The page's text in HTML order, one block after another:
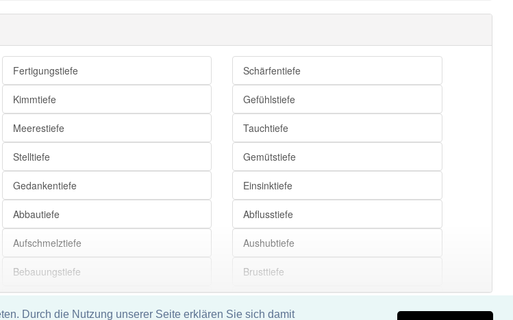
Durch die Nutzung unserer Seite erklären Sie sich damit
Fertigungstiefe Schärfentiefe
Kimmtiefe Gefühlstiefe
Meerestiefe Tauchtiefe
Stelltiefe Gemütstiefe
Gedankentiefe Einsinktiefe
Abbautiefe Abflusstiefe
Aufschmelztiefe Aushubtiefe
Bebauungstiefe Brusttiefe